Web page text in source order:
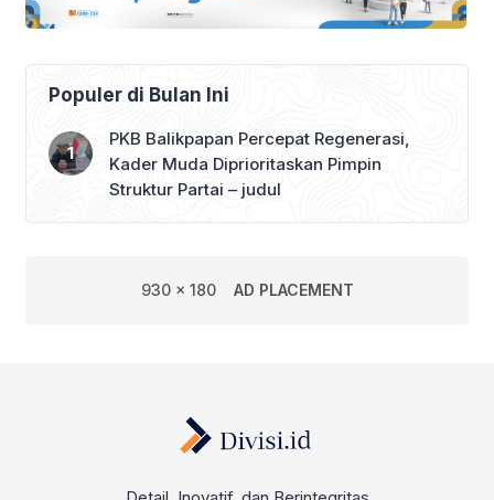
Populer di Bulan Ini
PKB Balikpapan Percepat Regenerasi,
Kader Muda Diprioritaskan Pimpin
Struktur Partai – judul
930 x 180 AD PLACEMENT